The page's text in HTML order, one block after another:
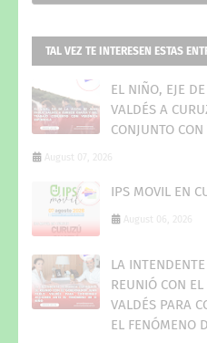
TAL VEZ TE INTERESEN ESTAS
EL NIÑO, EJE
VALDÉS A
CONJUNTO
August 07, 2026
IPS MOVIL EN
August 06, 2026
LA
REUNIÓ CON
VALDÉS PARA
EL FENÓMENO